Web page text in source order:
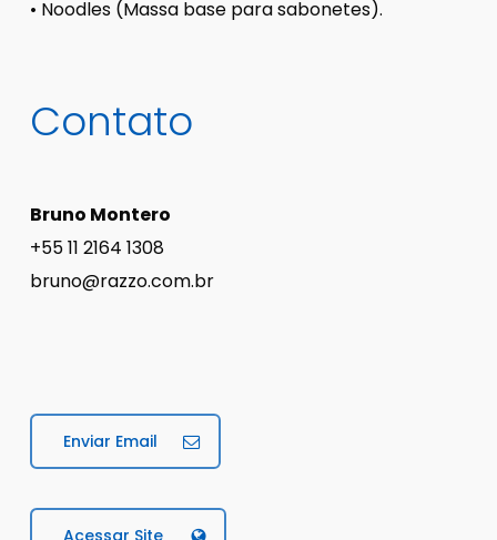
• Noodles (Massa base para sabonetes).
Contato
Bruno Montero
+55 11 2164 1308
bruno@razzo.com.br
Enviar Email
Acessar Site